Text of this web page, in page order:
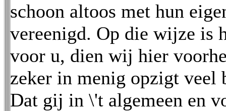
schoon altoos met hun
vereenigd. Op die wijze is
voor u, dien wij hier
zeker in menig opzigt veel
Dat gij in \'t algemeen en